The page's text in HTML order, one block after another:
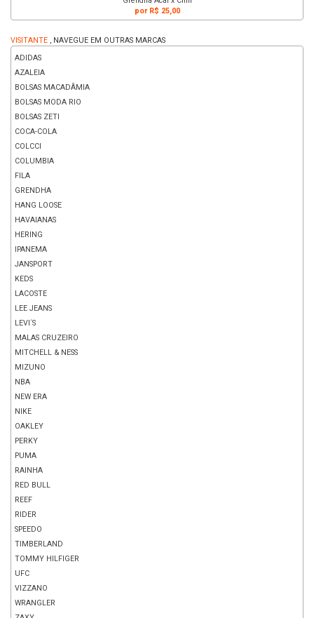
por R$ 25,00
VISITANTE , NAVEGUE EM OUTRAS MARCAS
ADIDAS
AZALEIA
BOLSAS MACADÂMIA
BOLSAS MODA RIO
BOLSAS ZETI
COCA-COLA
COLCCI
COLUMBIA
FILA
GRENDHA
HANG LOOSE
HAVAIANAS
HERING
IPANEMA
JANSPORT
KEDS
LACOSTE
LEE JEANS
LEVI´S
MALAS CRUZEIRO
MITCHELL & NESS
MIZUNO
NBA
NEW ERA
NIKE
OAKLEY
PERKY
PUMA
RAINHA
RED BULL
REEF
RIDER
SPEEDO
TIMBERLAND
TOMMY HILFIGER
UFC
VIZZANO
WRANGLER